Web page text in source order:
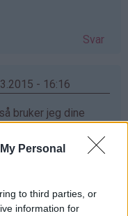
Personal
to third parties, or
information for
Svar
- 16:16
bruker jeg dine
favoritt❤️ Ønsker
:D